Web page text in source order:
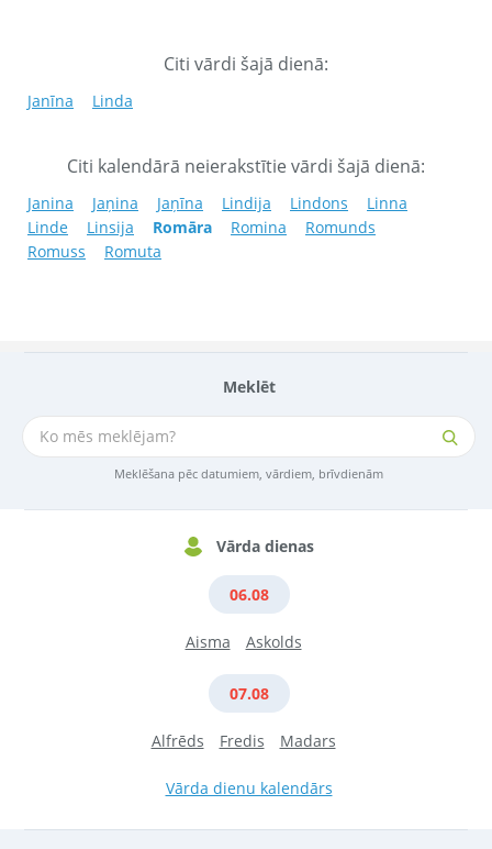
Meklēt
Meklēšana pēc datumiem, vārdiem, brīvdienām
Vārda dienas
06.08
Aisma Askolds
07.08
Alfrēds Fredis Madars
Vārda dienu kalendārs
Citi vārdi šajā dienā:
Janīna Linda
Citi kalendārā neierakstītie vārdi šajā dienā:
Janina Jaņina Jaņīna Lindija Lindons
Linna
Linde
Linsija Romāra Romina
Romunds
Romuss
Romuta